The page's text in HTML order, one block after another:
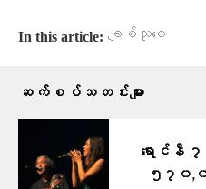
In this article: ချစ်သုဝေ
ဆက်စပ်သတင်းများ
ရောင်နီ
၅၇၀,၀